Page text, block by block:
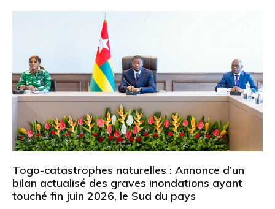
Togo-catastrophes naturelles : Annonce d’un
bilan actualisé des graves inondations ayant
touché fin juin 2026, le Sud du pays